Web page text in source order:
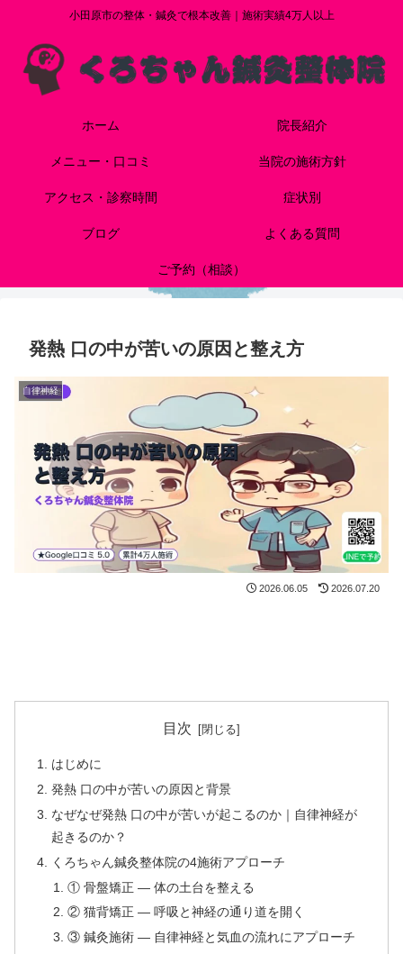
小田原市の整体・鍼灸で根本改善｜施術実績4万人以上
ホーム 院長紹介
メニュー・口コミ 当院の施術方針
アクセス・診察時間 症状別
ブログ よくある質問
ご予約（相談）
発熱 口の中が苦いの原因と整え方
自律神経
2026.06.05 2026.07.20
目次
はじめに
発熱 口の中が苦いの原因と背景
なぜなぜ発熱 口の中が苦いが起こるのか｜自律神経が
起きるのか？
くろちゃん鍼灸整体院の4施術アプローチ
① 骨盤矯正 — 体の土台を整える
② 猫背矯正 — 呼吸と神経の通り道を開く
③ 鍼灸施術 — 自律神経と気血の流れにアプローチ